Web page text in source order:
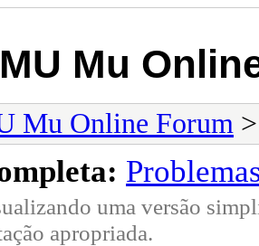
Mu
Mu Online Forum
uma versão
apropriada.